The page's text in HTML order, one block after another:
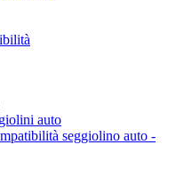
auto
seggiolino auto -